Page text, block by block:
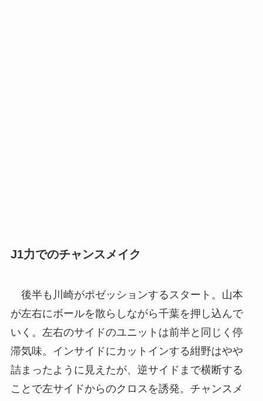
J1力でのチャンスメイク
後半も川崎がポゼッションするスタート。山本
が左右にボールを散らしながら千葉を押し込んで
いく。左右のサイドのユニットは前半と同じく停
滞気味。インサイドにカットインする紺野はやや
詰まったように見えたが、逆サイドまで横断する
ことで左サイドからのクロスを誘発。チャンスメ